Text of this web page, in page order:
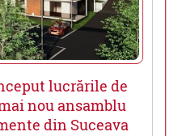
lucrările de
nou ansamblu
din Suceava